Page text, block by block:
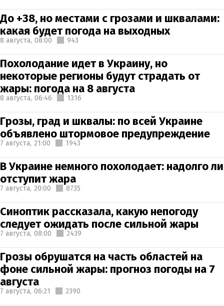
До +38, но местами с грозами и шквалами:
какая будет погода на выходных
8 августа, 08:00 943
Похолодание идет в Украину, но
некоторые регионы будут страдать от
жары: погода на 8 августа
8 августа, 06:46 1316
Грозы, град и шквалы: по всей Украине
объявлено штормовое предупреждение
7 августа, 21:00 1943
В Украине немного похолодает: надолго ли
отступит жара
7 августа, 20:00 8735
Синоптик рассказала, какую непогоду
следует ожидать после сильной жары
7 августа, 08:00 2439
Грозы обрушатся на часть областей на
фоне сильной жары: прогноз погоды на 7
августа
7 августа, 06:21 2390